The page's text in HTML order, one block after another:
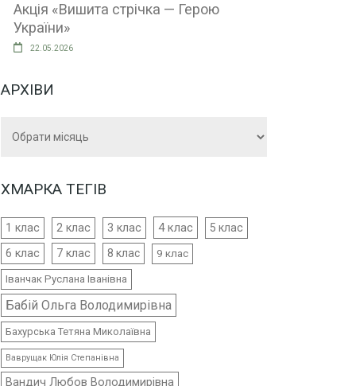
Акція «Вишита стрічка — Герою
України»
22.05.2026
АРХІВИ
ХМАРКА ТЕГІВ
1 клас 2 клас 3 клас 4 клас 5 клас
6 клас 7 клас 8 клас 9 клас
Іванчак Руслана Іванівна
Бабій Ольга Володимирівна
Бахурська Тетяна Миколаївна
Ваврущак Юлія Степанівна
Вандич Любов Володимирівна